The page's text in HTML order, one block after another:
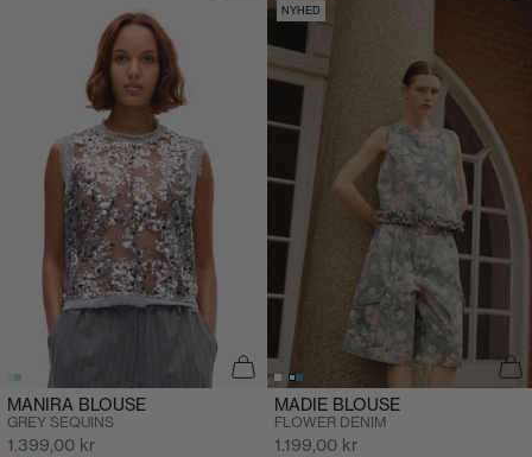
MANIRA BLOUSE
GREY SEQUINS
Salgspris
1.399,00 kr
NYHED
MADIE BLOUSE
FLOWER DENIM
Salgspris
1.199,00 kr